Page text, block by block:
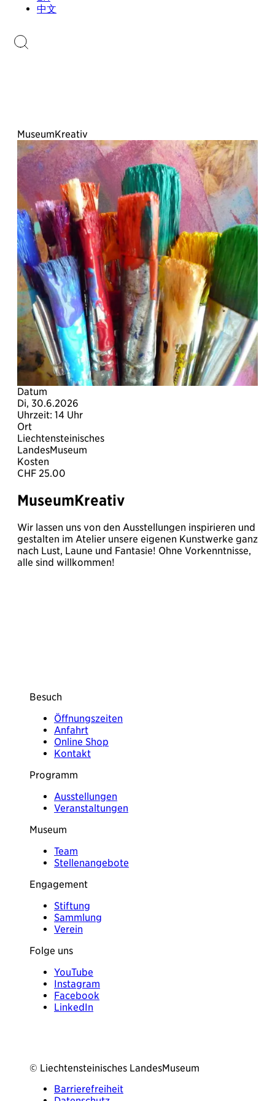
中文
MuseumKreativ
Datum
Di, 30.6.2026
Uhrzeit: 14 Uhr
Ort
Liechtensteinisches
LandesMuseum
Kosten
CHF 25.00
MuseumKreativ
Wir lassen uns von den Ausstellungen inspirieren und
gestalten im Atelier unsere eigenen Kunstwerke ganz
nach Lust, Laune und Fantasie! Ohne Vorkenntnisse,
alle sind willkommen!
Besuch
Öffnungszeiten
Anfahrt
Online Shop
Kontakt
Programm
Ausstellungen
Veranstaltungen
Museum
Team
Stellenangebote
Engagement
Stiftung
Sammlung
Verein
Folge uns
YouTube
Instagram
Facebook
LinkedIn
© Liechtensteinisches LandesMuseum
Barrierefreiheit